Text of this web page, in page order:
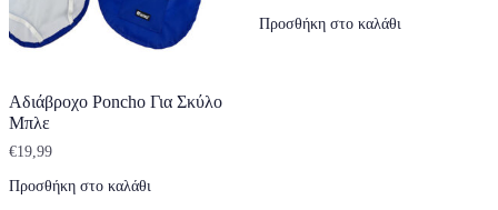
Αδιάβροχο Poncho Για Σκύλο
Μπλε
€19,99
Προσθήκη στο καλάθι
Προσθήκη στο καλάθι